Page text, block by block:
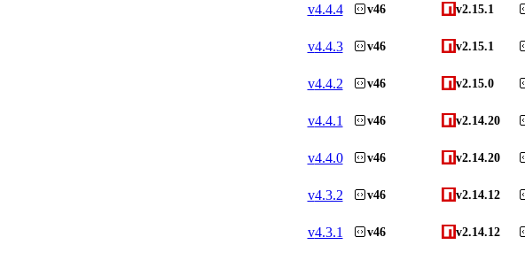
v4.4.4 v46 v2.15.1
v4.4.3 v46 v2.15.1
v4.4.2 v46 v2.15.0
v4.4.1 v46 v2.14.20
v4.4.0 v46 v2.14.20
v4.3.2 v46 v2.14.12
v4.3.1 v46 v2.14.12